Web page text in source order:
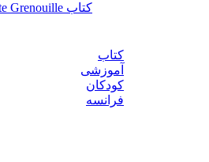
کتاب LiLi Petite Grenouille
کتاب
آموزشی
کودکان
فرانسه